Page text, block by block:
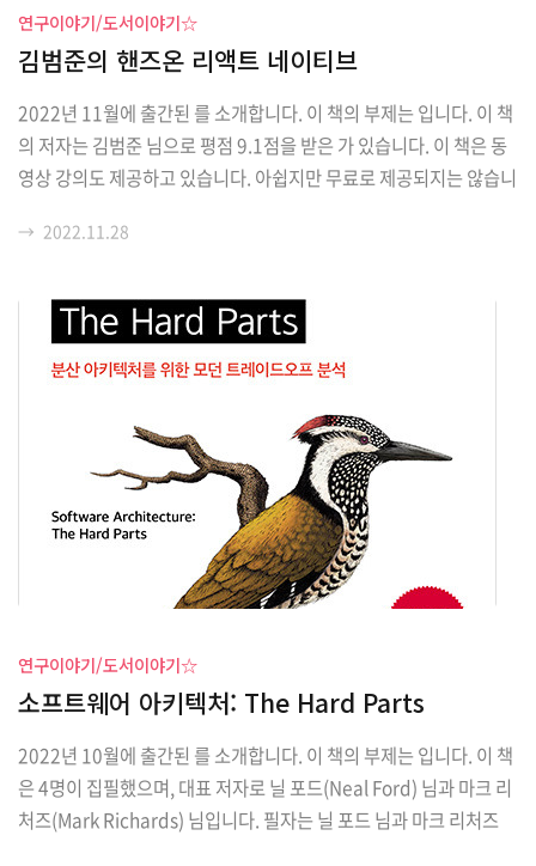
연구이야기/도서이야기☆
김범준의 핸즈온 리액트 네이티브
2022년 11월에 출간된 를 소개합니다. 이 책의 부제는 입니다. 이 책
의 저자는 김범준 님으로 평점 9.1점을 받은 가 있습니다. 이 책은 동
영상 강의도 제공하고 있습니다. 아쉽지만 무료로 제공되지는 않습니
것으로 예상해 볼 수 있습니다. 는 약 920페이지로 구성되어 있어 휴
전자책 뷰어가 있으시다면 전자책으로 만나보는 것도 좋을 것 같습니
다. 필자도 전자책으로 이 책을 만났습니다. 한빛미디어 평가단에 참
가하여 작성한 글이며, 한빛미디어에서 제공해준 책을 읽고 작성했음
트 네이티브 소개를 시작으로 3개의 ..
→ 2022.11.28
연구이야기/도서이야기☆
소프트웨어 아키텍처: The Hard Parts
2022년 10월에 출간된 를 소개합니다. 이 책의 부제는 입니다. 이 책
은 4명이 집필했으며, 대표 저자로 닐 포드(Neal Ford) 님과 마크 리
처즈(Mark Richards) 님입니다. 필자는 닐 포드 님과 마크 리처즈